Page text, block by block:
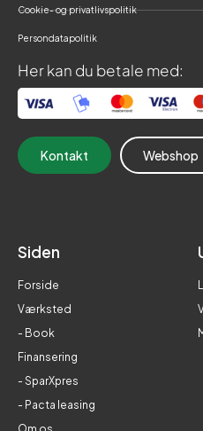
Cookie- og privatlivspolitik
Persondatapolitik
Her kan du betale med:
Kontakt Webshop
Siden
Forside
Værksted
- Book
Finansering
- SparXpres
- Pacta leasing